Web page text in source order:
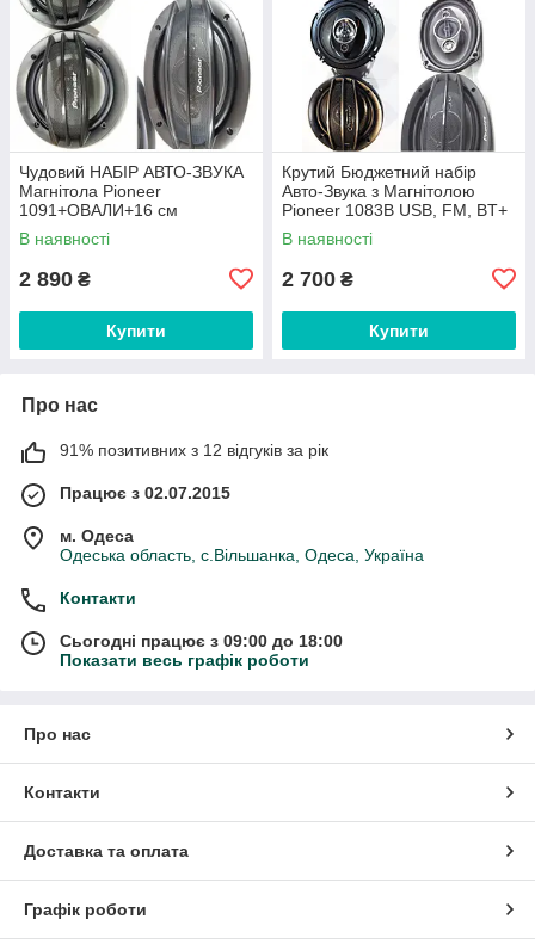
Чудовий НАБІР АВТО-ЗВУКА
Магнітола Pioneer
1091+ОВАЛИ+16 см
Колонки+ ПОДАРУНОК!
В наявності
2 890 ₴
Купити
Крутий Бюджетний набір
Авто-Звука з Магнітолою
Pioneer 1083B USB, FM, BT+
акустика 16 см + Овали +
ПОДАРУНОК
В наявності
2 700 ₴
Купити
Про нас
91% позитивних з 12 відгуків за рік
Працює з 02.07.2015
м. Одеса
Одеська область, с.Вільшанка, Одеса, Україна
Контакти
Сьогодні працює з 09:00 до 18:00
Показати весь графік роботи
Про нас
Контакти
Доставка та оплата
Графік роботи